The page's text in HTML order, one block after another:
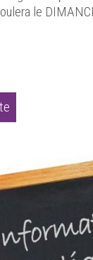
le